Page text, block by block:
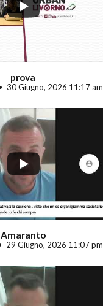
prova
30 Giugno, 2026 11:17 am
Amaranto
29 Giugno, 2026 11:07 pm